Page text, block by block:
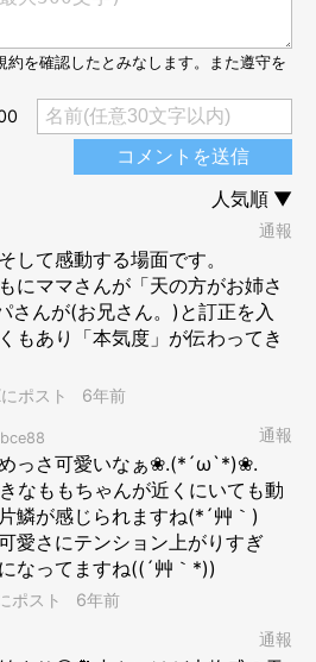
ます。
とたっぷりお散歩を楽しんで意気
ようにお家へ入ると、、、